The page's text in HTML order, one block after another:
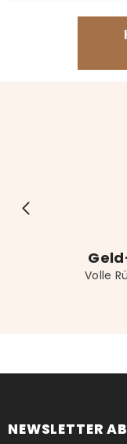
Für eine
unser
Buchständer
dekorative
Volle
NEWSLETTER